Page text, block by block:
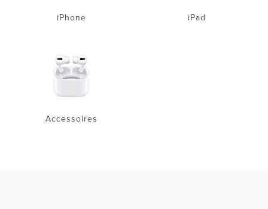
iPhone iPad
Accessoires